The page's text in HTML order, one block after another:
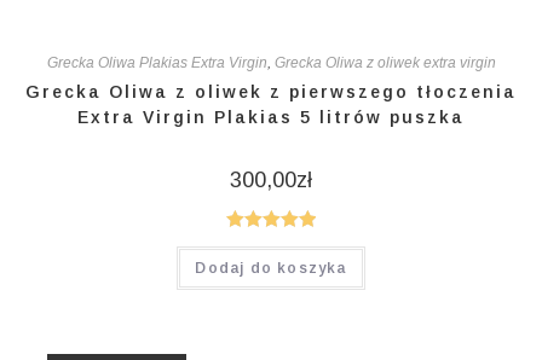
Grecka Oliwa Plakias Extra Virgin, Grecka Oliwa z oliwek extra virgin
Grecka Oliwa z oliwek z pierwszego tłoczenia
Extra Virgin Plakias 5 litrów puszka
300,00zł
Oceniono
5.00na 5
Dodaj do koszyka